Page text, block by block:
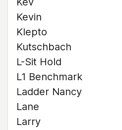
Kevin
Klepto
Kutschbach
L-Sit Hold
L1 Benchmark
Ladder Nancy
Lane
Larry